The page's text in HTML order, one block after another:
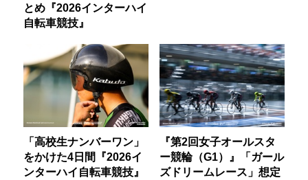
とめ『2026インターハイ
自転車競技』
「高校生ナンバーワン」
をかけた4日間『2026イ
ンターハイ自転車競技』
『第2回女子オールスタ
ー競輪（G1）』「ガール
ズドリームレース」想定